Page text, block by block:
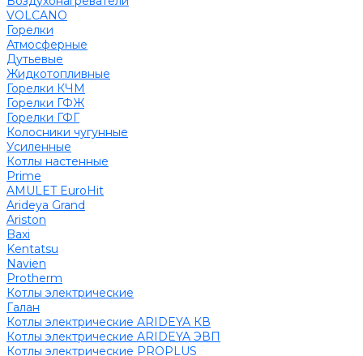
VOLCANO
Горелки
Атмосферные
Дутьевые
Жидкотопливные
Горелки КЧМ
Горелки ГФЖ
Горелки ГФГ
Колосники чугунные
Усиленные
Котлы настенные
Prime
AMULET EuroHit
Arideya Grand
Ariston
Baxi
Kentatsu
Navien
Protherm
Котлы электрические
Галан
Котлы электрические ARIDEYA КВ
Котлы электрические ARIDEYA ЭВП
Котлы электрические PROPLUS